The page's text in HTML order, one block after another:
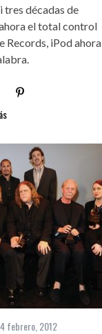
tres décadas de
el total control
Records, iPod ahora
febrero, 2012